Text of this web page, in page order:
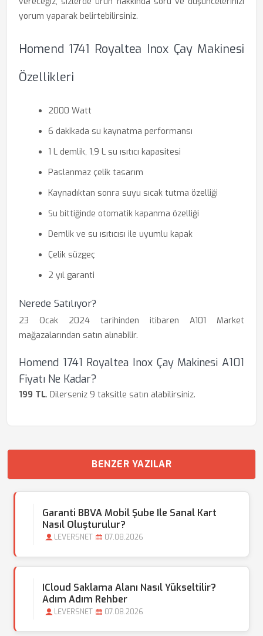
yorum yaparak belirtebilirsiniz.
Homend 1741 Royaltea Inox Çay Makinesi
Özellikleri
2000 Watt
6 dakikada su kaynatma performansı
1 L demlik, 1,9 L su ısıtıcı kapasitesi
Paslanmaz çelik tasarım
Kaynadıktan sonra suyu sıcak tutma özelliği
Su bittiğinde otomatik kapanma özelliği
Demlik ve su ısıtıcısı ile uyumlu kapak
Çelik süzgeç
2 yıl garanti
Nerede Satılıyor?
23 Ocak 2024 tarihinden itibaren A101 Market
mağazalarından satın alınabilir.
Homend 1741 Royaltea Inox Çay Makinesi A101
Fiyatı Ne Kadar?
199 TL. Dilerseniz 9 taksitle satın alabilirsiniz.
BENZER YAZILAR
Garanti BBVA Mobil Şube Ile Sanal Kart
Nasıl Oluşturulur?
LEVERSNET 07.08.2026
ICloud Saklama Alanı Nasıl Yükseltilir?
Adım Adım Rehber
LEVERSNET 07.08.2026